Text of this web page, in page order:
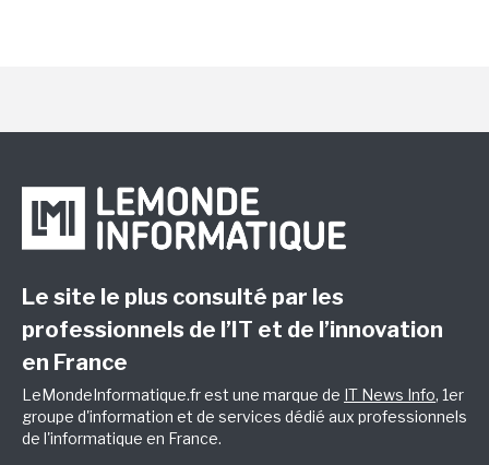
Le site le plus consulté par les
professionnels de l’IT et de l’innovation
en France
LeMondeInformatique.fr est une marque de IT News Info, 1er
groupe d'information et de services dédié aux professionnels
de l'informatique en France.